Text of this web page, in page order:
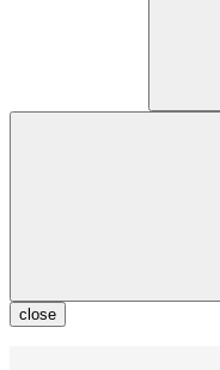
close